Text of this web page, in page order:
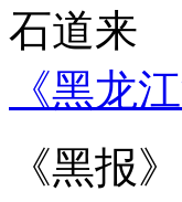
石道来
《黑龙
《黑报